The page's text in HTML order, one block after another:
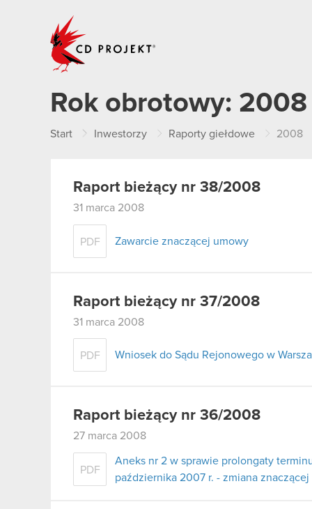
Rok obrotowy: 2008
Start Inwestorzy Raporty giełdowe 2008
Raport bieżący nr 38/2008
31 marca 2008
PDF Zawarcie znaczącej umowy
Raport bieżący nr 37/2008
31 marca 2008
PDF Wniosek do Sądu Rejonowego w
Raport bieżący nr 36/2008
27 marca 2008
PDF
Aneks nr 2 w sprawie prolongaty
października 2007 r. - zmiana